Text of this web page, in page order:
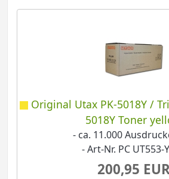
Original Utax PK-5018Y /
5018Y Toner
- ca. 11.000
- Art-Nr. PC UT553-
200,95